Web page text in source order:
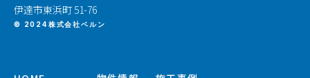
伊達市東浜町 51-76
© 2024株式会社ベルン